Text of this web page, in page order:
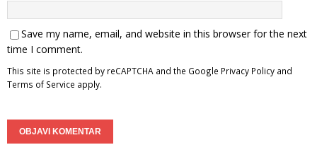
Save my name, email, and website in this browser for the next
time I comment.
This site is protected by reCAPTCHA and the Google Privacy Policy and
Terms of Service apply.